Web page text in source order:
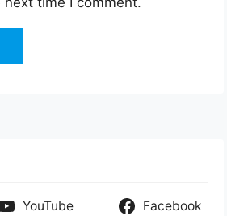
YouTube
Facebook